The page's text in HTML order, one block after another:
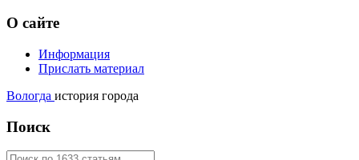
О сайте
Информация
Прислать материал
Вологда история города
Поиск